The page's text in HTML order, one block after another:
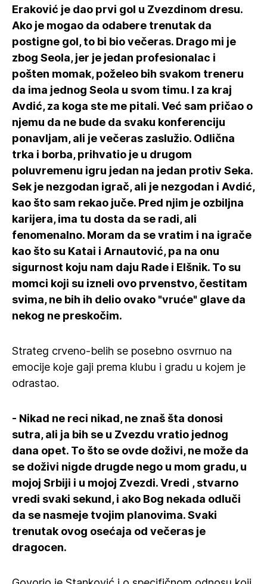
Eraković je dao prvi gol u Zvezdinom dresu.
Ako je mogao da odabere trenutak da
postigne gol, to bi bio večeras. Drago mi je
zbog Seola, jer je jedan profesionalac i
pošten momak, poželeo bih svakom treneru
da ima jednog Seola u svom timu. I za kraj
Avdić, za koga ste me pitali. Već sam pričao o
njemu da ne bude da svaku konferenciju
ponavljam, ali je večeras zaslužio. Odlična
trka i borba, prihvatio je u drugom
poluvremenu igru jedan na jedan protiv Seka.
Sek je nezgodan igrač, ali je nezgodan i Avdić,
kao što sam rekao juče. Pred njim je ozbiljna
karijera, ima tu dosta da se radi, ali
fenomenalno. Moram da se vratim i na igrače
kao što su Katai i Arnautović, pa na onu
sigurnost koju nam daju Rade i Elšnik. To su
momci koji su izneli ovo prvenstvo, čestitam
svima, ne bih ih delio ovako "vruće" glave da
nekog ne preskočim.
Strateg crveno-belih se posebno osvrnuo na
emocije koje gaji prema klubu i gradu u kojem je
odrastao.
- Nikad ne reci nikad, ne znaš šta donosi
sutra, ali ja bih se u Zvezdu vratio jednog
dana opet. To što se ovde doživi, ne može da
se doživi nigde drugde nego u mom gradu, u
mojoj Srbiji i u mojoj Zvezdi. Vredi , stvarno
vredi svaki sekund, i ako Bog nekada odluči
da se nasmeje tvojim planovima. Svaki
trenutak ovog osećaja od večeras je
dragocen.